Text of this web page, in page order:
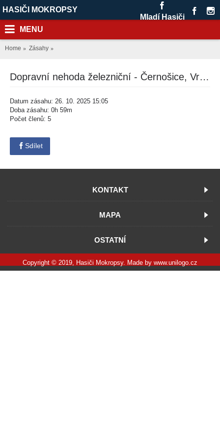
HASIČI MOKROPSY
Mladí Hasiči
MENU
Home Zásahy
Dopravní nehoda železniční - Černošice, Vrážská ulice
Datum zásahu: 26. 10. 2025 15:05
Doba zásahu: 0h 59m
Počet členů: 5
Sdílet
KONTAKT
MAPA
OSTATNÍ
Copyright © 2019, Hasiči Mokropsy. Made by www.unilogo.cz